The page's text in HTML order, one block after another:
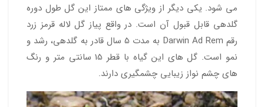
می شود. یکی دیگر از ویژگی های ممتاز این گل طول دوره
گلدهی قابل قبول آن است. در واقع پیاز گل لاله قرمز زرد
رقم Darwin Ad Rem به مدت 5 سال قادر به گلدهی، رشد و
نمو است. گل های این گیاه با قطر 15 سانتی متر و رنگ
های چشم نواز زیبایی چشمگیری دارند.